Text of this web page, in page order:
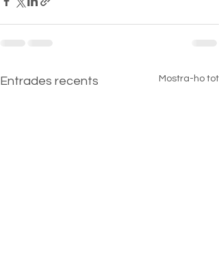
Entrades recents Mostra-ho tot